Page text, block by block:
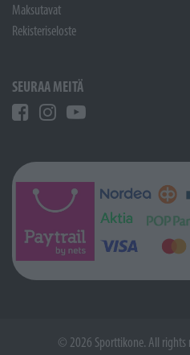
Maksutavat
Rekisteriseloste
SEURAA MEITÄ
© 2026 Sporttikone. All rights